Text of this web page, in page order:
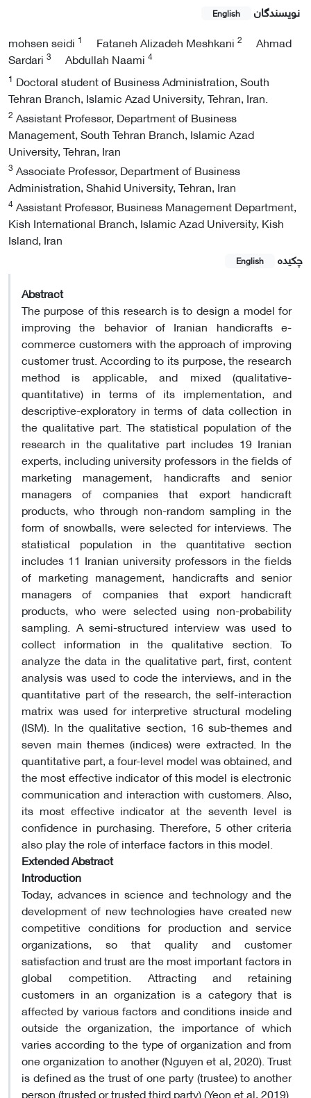
نویسندگان English
mohsen seidi 1 Fataneh Alizadeh Meshkani 2
Ahmad
Sardari 3 Abdullah Naami 4
1 Doctoral student of Business Administration, South
Tehran Branch, Islamic Azad University, Tehran, Iran.
2 Assistant Professor, Department of Business
Management, South Tehran Branch, Islamic Azad
University, Tehran, Iran
3 Associate Professor, Department of Business
Administration, Shahid University, Tehran, Iran
4Assistant Professor, Business Management Department,
Kish International Branch, Islamic Azad University, Kish
Island, Iran
چکیده
English
Abstract
The purpose of this research is to design a model for
improving the behavior of Iranian handicrafts e-
commerce customers with the approach of improving
customer trust. According to its purpose, the research
method is applicable, and mixed (qualitative-
quantitative) in terms of its implementation, and
descriptive-exploratory in terms of data collection in
the qualitative part. The statistical population of the
research in the qualitative part includes 19 Iranian
experts, including university professors in the fields of
marketing management, handicrafts and senior
managers of companies that export handicraft
products, who through non-random sampling in the
form of snowballs, were selected for interviews. The
statistical population in the quantitative section
includes 11 Iranian university professors in the fields
of marketing management, handicrafts and senior
managers of companies that export handicraft
products, who were selected using non-probability
sampling. A semi-structured interview was used to
collect information in the qualitative section. To
analyze the data in the qualitative part, first, content
analysis was used to code the interviews, and in the
quantitative part of the research, the self-interaction
matrix was used for interpretive structural modeling
(ISM). In the qualitative section, 16 sub-themes and
seven main themes (indices) were extracted. In the
quantitative part, a four-level model was obtained, and
the most effective indicator of this model is electronic
communication and interaction with customers. Also,
its most effective indicator at the seventh level is
confidence in purchasing. Therefore, 5 other criteria
also play the role of interface factors in this model.
Extended Abstract
Introduction
Today, advances in science and technology and the
development of new technologies have created new
competitive conditions for production and service
organizations, so that quality and customer
satisfaction and trust are the most important factors in
global competition. Attracting and retaining
customers in an organization is a category that is
affected by various factors and conditions inside and
outside the organization, the importance of which
varies according to the type of organization and from
one organization to another (Nguyen et al, 2020). Trust
is defined as the trust of one party (trustee) to another
person (trusted or trusted third party) (Yeon et al, 2019).